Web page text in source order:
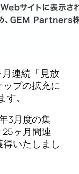
連続「見放
ップの拡充に
。
3月度の集
ヶ月間連
得いたしまし